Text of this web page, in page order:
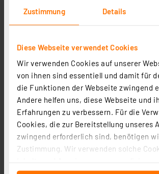
Zustimmung Details
Diese Webseite verwendet Cookies
Wir verwenden Cookies auf unserer
von ihnen sind essentiell und damit für
die Funktionen der Webseite zwingend
Andere helfen uns, diese Webseite und
Erfahrungen zu verbessern. Für die
Cookies, die zur Bereitstellung unseres
zwingend erforderlich sind, benötigen
Zustimmung. Wir verwenden solche
als Gefahr für das Klima, sondern,
Luftschadstoffen wie z. B. VOCs,